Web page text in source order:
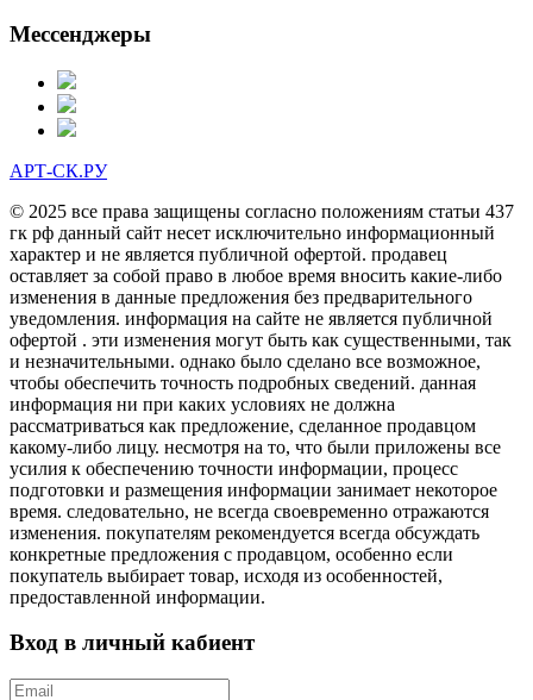
Мессенджеры
АРТ-СК.РУ
© 2025 все права защищены согласно положениям статьи 437
гк рф данный сайт несет исключительно информационный
характер и не является публичной офертой. продавец
оставляет за собой право в любое время вносить какие-либо
изменения в данные предложения без предварительного
уведомления. информация на сайте не является публичной
офертой . эти изменения могут быть как существенными, так
и незначительными. однако было сделано все возможное,
чтобы обеспечить точность подробных сведений. данная
информация ни при каких условиях не должна
рассматриваться как предложение, сделанное продавцом
какому-либо лицу. несмотря на то, что были приложены все
усилия к обеспечению точности информации, процесс
подготовки и размещения информации занимает некоторое
время. следовательно, не всегда своевременно отражаются
изменения. покупателям рекомендуется всегда обсуждать
конкретные предложения с продавцом, особенно если
покупатель выбирает товар, исходя из особенностей,
предоставленной информации.
Вход в личный кабиент